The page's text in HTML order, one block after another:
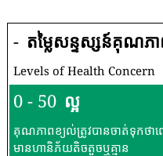
- តម្លៃសន្ទស្សន៍គុណភ
Levels of Health Concern
0 - 50 ល្អ
គុណភាពខ្យល់ត្រូវបានចាត់ទុកថា
មានហានិភ័យតិចតួចឬគ្មាន